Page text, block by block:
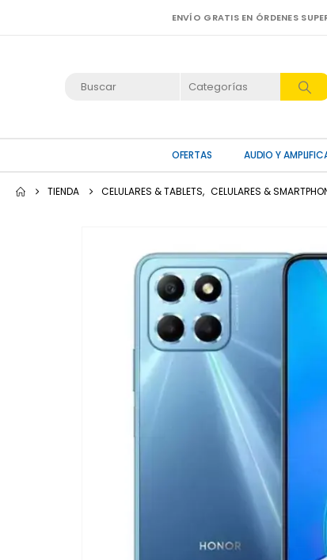
ENVÍO GRATIS EN ÓRDENES
OFERTAS AUDIO Y
TIENDA CELULARES & TABLETS, CELULARES &